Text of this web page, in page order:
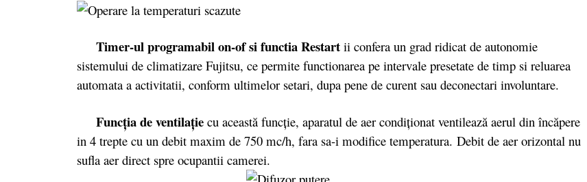
Timer-ul programabil on-of si functia Restart ii confera un grad ridicat de autonomie
sistemului de climatizare Fujitsu, ce permite functionarea pe intervale presetate de timp si reluarea
automata a activitatii, conform ultimelor setari, dupa pene de curent sau deconectari involuntare.
Funcţia de ventilaţie cu această funcţie, aparatul de aer condiţionat ventilează aerul din încăpere
in 4 trepte cu un debit maxim de 750 mc/h, fara sa-i modifice temperatura. Debit de aer orizontal nu
sufla aer direct spre ocupantii camerei.